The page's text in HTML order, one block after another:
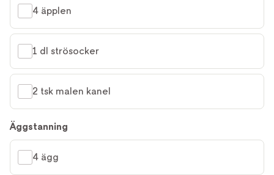
4 äpplen
1 dl strösocker
2 tsk malen kanel
Äggstanning
4 ägg